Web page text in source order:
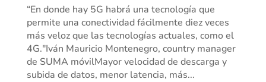
“En donde hay 5G habrá una tecnología que
permite una conectividad fácilmente diez veces
más veloz que las tecnologías actuales, como el
4G."Iván Mauricio Montenegro, country manager
de SUMA móvilMayor velocidad de descarga y
subida de datos, menor latencia, más...